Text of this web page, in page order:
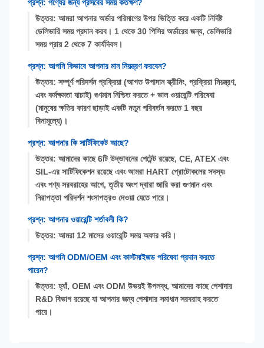
প্রশ্ন: পণ্যের জন্য প্রসবের সময় কতক্ষণ?
উত্তর: আমরা আপনার অর্ডার পরিমাণের উপর ভিত্তি করে একটি নির্দিষ্ট
ডেলিভারি সময় প্রদান করব। 1 থেকে 30 পিসির অর্ডারের জন্য, ডেলিভারি
সময় প্রায় 2 থেকে 7 কার্যদিবস।
প্রশ্ন: আপনি কিভাবে আপনার মান নিয়ন্ত্রণ করবেন?
উত্তর: সম্পূর্ণ পরিদর্শন প্রক্রিয়া (আগত উপাদান স্ক্রীনিং, প্রক্রিয়া নিয়ন্ত্রণ,
এবং কর্মক্ষমতা যাচাই) গুণমান নিশ্চিত করতে + ভাল ওয়ারেন্টি পরিষেবা
(মানুষের ক্ষতির কারণ ছাড়াই একটি নতুন পরিবর্তন করতে 1 বছর
বিনামূল্যে)।
প্রশ্ন: আপনার কি সার্টিফিকেট আছে?
উত্তর: আমাদের কাছে 6টি উদ্ভাবনের পেটেন্ট রয়েছে, CE, ATEX এবং
SIL-এর সার্টিফিকেশন রয়েছে এবং আমরা HART প্রোটোকলের সদস্য৷
এবং পণ্য সরবরাহের আগে, তৃতীয় অংশ দ্বারা জারি করা গুণমান এবং
নিরাপত্তা পরিদর্শন শংসাপত্রও দেওয়া যেতে পারে।
প্রশ্ন: আপনার ওয়ারেন্টি শর্তাবলী কি?
উত্তর: আমরা 12 মাসের ওয়ারেন্টি সময় অফার করি।
প্রশ্ন: আপনি ODM/OEM এবং কাস্টমাইজড পরিষেবা প্রদান করতে
পারেন?
উত্তর: হ্যাঁ, OEM এবং ODM উভয়ই উপলব্ধ, আমাদের কাছে পেশাদার
R&D বিভাগ রয়েছে যা আপনার জন্য পেশাদার সমাধান সরবরাহ করতে
পারে।